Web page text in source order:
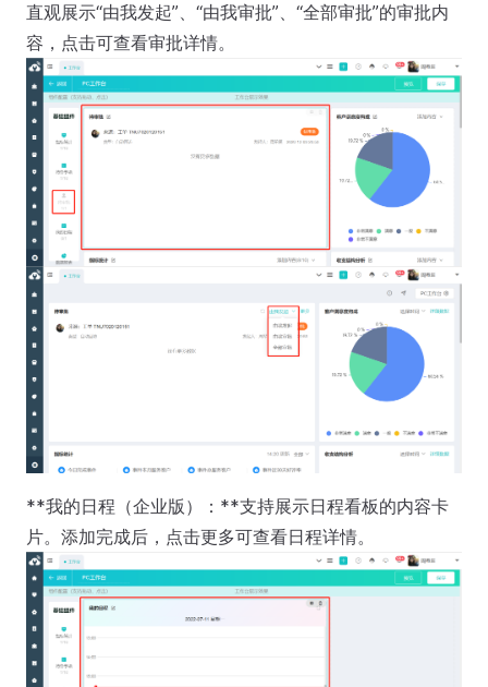
直观展示“由我发起”、“由我审批”、“全部审批”的审批内
容，点击可查看审批详情。
**我的日程（企业版）：**支持展示日程看板的内容卡
片。添加完成后，点击更多可查看日程详情。